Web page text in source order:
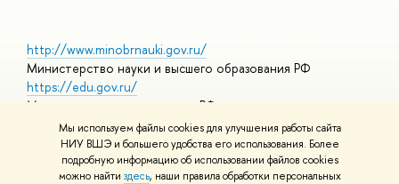
Мы используем файлы cookies для улучшения работы сайта
НИУ ВШЭ и большего удобства его использования. Более
подробную информацию об использовании файлов cookies
можно найти здесь, наши правила обработки персональных
http://www.minobrnauki.gov.ru/
Министерство науки и высшего образования РФ
https://edu.gov.ru/
Министерство просвещения РФ
https://elearning.hse.ru/mooc
Массовые открытые онлайн-курсы